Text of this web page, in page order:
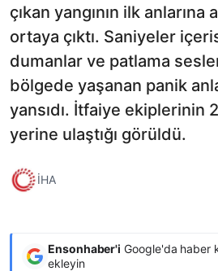
çıkan yangının ilk
ortaya çıktı. Saniyeler
dumanlar ve patlama
bölgede yaşanan panik
yansıdı. İtfaiye ekiplerinin
yerine ulaştığı görüldü.
İHA
Ensonhaber'i Google'da haber
ekleyin